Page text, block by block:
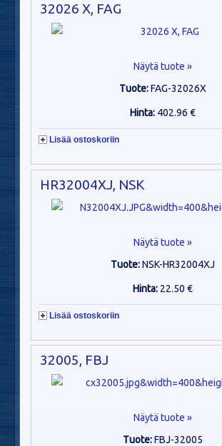
32026 X, FAG
Näytä tuote »
Tuote:FAG-32026X
Hinta: 402.96 €
Lisää ostoskoriin
HR32004XJ, NSK
Näytä tuote »
Tuote:NSK-HR32004XJ
Hinta: 22.50 €
Lisää ostoskoriin
32005, FBJ
Näytä tuote »
Tuote:FBJ-32005